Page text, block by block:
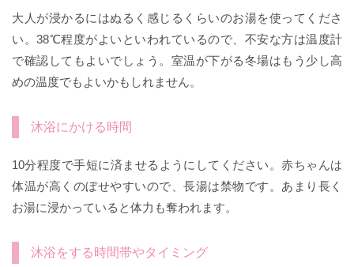
大人が浸かるにはぬるく感じるくらいのお湯を使ってくださ
い。38℃程度がよいといわれているので、不安な方は温度計
で確認してもよいでしょう。室温が下がる冬場はもう少し高
めの温度でもよいかもしれません。
沐浴にかける時間
10分程度で手短に済ませるようにしてください。赤ちゃんは
体温が高くのぼせやすいので、長湯は禁物です。あまり長く
お湯に浸かっていると体力も奪われます。
沐浴をする時間帯やタイミング